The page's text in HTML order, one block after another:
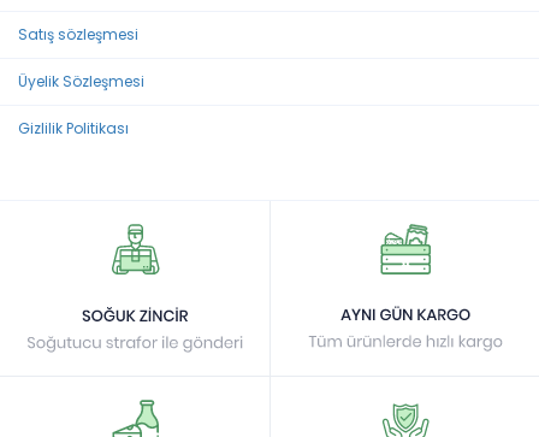
Satış sözleşmesi
Üyelik Sözleşmesi
Gizlilik Politikası